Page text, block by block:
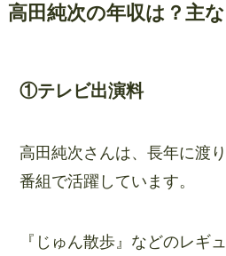
高田純次の年収は？主
①テレビ出演料
高田純次さんは、長年に渡
番組で活躍しています。
『じゅん散歩』などのレギ